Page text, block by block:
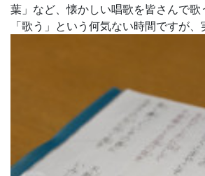
葉」など、懐かしい唱歌を皆さんで歌
「歌う」という何気ない時間ですが、